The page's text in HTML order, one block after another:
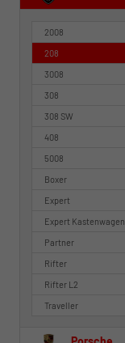
2008
208
3008
308
308 SW
408
5008
Boxer
Expert
Expert Kastenwagen
Partner
Rifter
Rifter L2
Traveller